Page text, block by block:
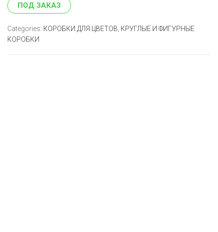
ПОД ЗАКАЗ
Categories: КОРОБКИ ДЛЯ ЦВЕТОВ КРУГЛЫЕ И ФИГУРНЫЕ
КОРОБКИ